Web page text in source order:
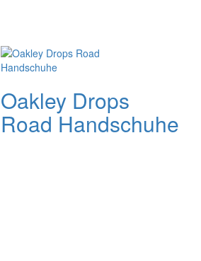
Oakley Drops
Road Handschuhe